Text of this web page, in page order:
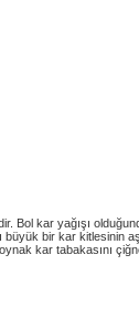
Bol kar yağışı
büyük bir kar kitlesinin
kar tabakasını